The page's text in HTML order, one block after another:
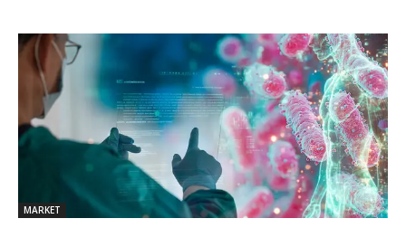
MARKET